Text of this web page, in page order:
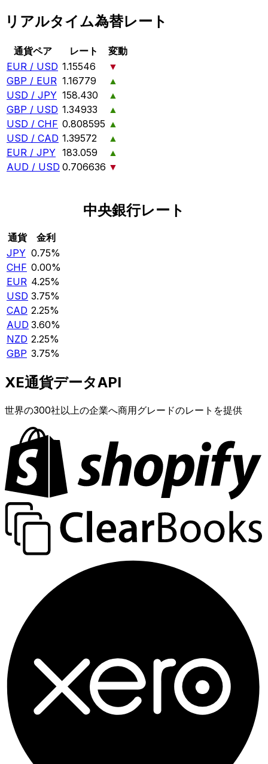
リアルタイム為替レート
通貨ペア レート
変動
EUR / USD 1.15546
▼
GBP / EUR 1.16779
▲
USD / JPY 158.430
▲
GBP / USD 1.34933
▲
USD / CHF 0.808595 ▲
USD / CAD 1.39572
▲
EUR / JPY 183.059
▲
AUD / USD 0.706636 ▼
中央銀行レート
通貨
金利
JPY 0.75%
CHF 0.00%
EUR 4.25%
USD 3.75%
CAD 2.25%
AUD 3.60%
NZD 2.25%
GBP 3.75%
XE通貨データAPI
世界の300社以上の企業へ商用グレードのレートを提供